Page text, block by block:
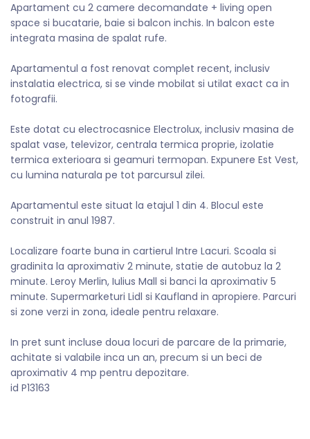
Apartament cu 2 camere decomandate + living open
space si bucatarie, baie si balcon inchis. In balcon este
integrata masina de spalat rufe.
Apartamentul a fost renovat complet recent, inclusiv
instalatia electrica, si se vinde mobilat si utilat exact ca in
fotografii.
Este dotat cu electrocasnice Electrolux, inclusiv masina de
spalat vase, televizor, centrala termica proprie, izolatie
termica exterioara si geamuri termopan. Expunere Est Vest,
cu lumina naturala pe tot parcursul zilei.
Apartamentul este situat la etajul 1 din 4. Blocul este
construit in anul 1987.
Localizare foarte buna in cartierul Intre Lacuri. Scoala si
gradinita la aproximativ 2 minute, statie de autobuz la 2
minute. Leroy Merlin, Iulius Mall si banci la aproximativ 5
minute. Supermarketuri Lidl si Kaufland in apropiere. Parcuri
si zone verzi in zona, ideale pentru relaxare.
In pret sunt incluse doua locuri de parcare de la primarie,
achitate si valabile inca un an, precum si un beci de
aproximativ 4 mp pentru depozitare.
id P13163